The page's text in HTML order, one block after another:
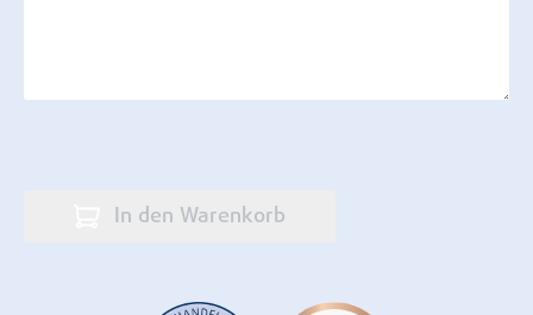
In den Warenkorb